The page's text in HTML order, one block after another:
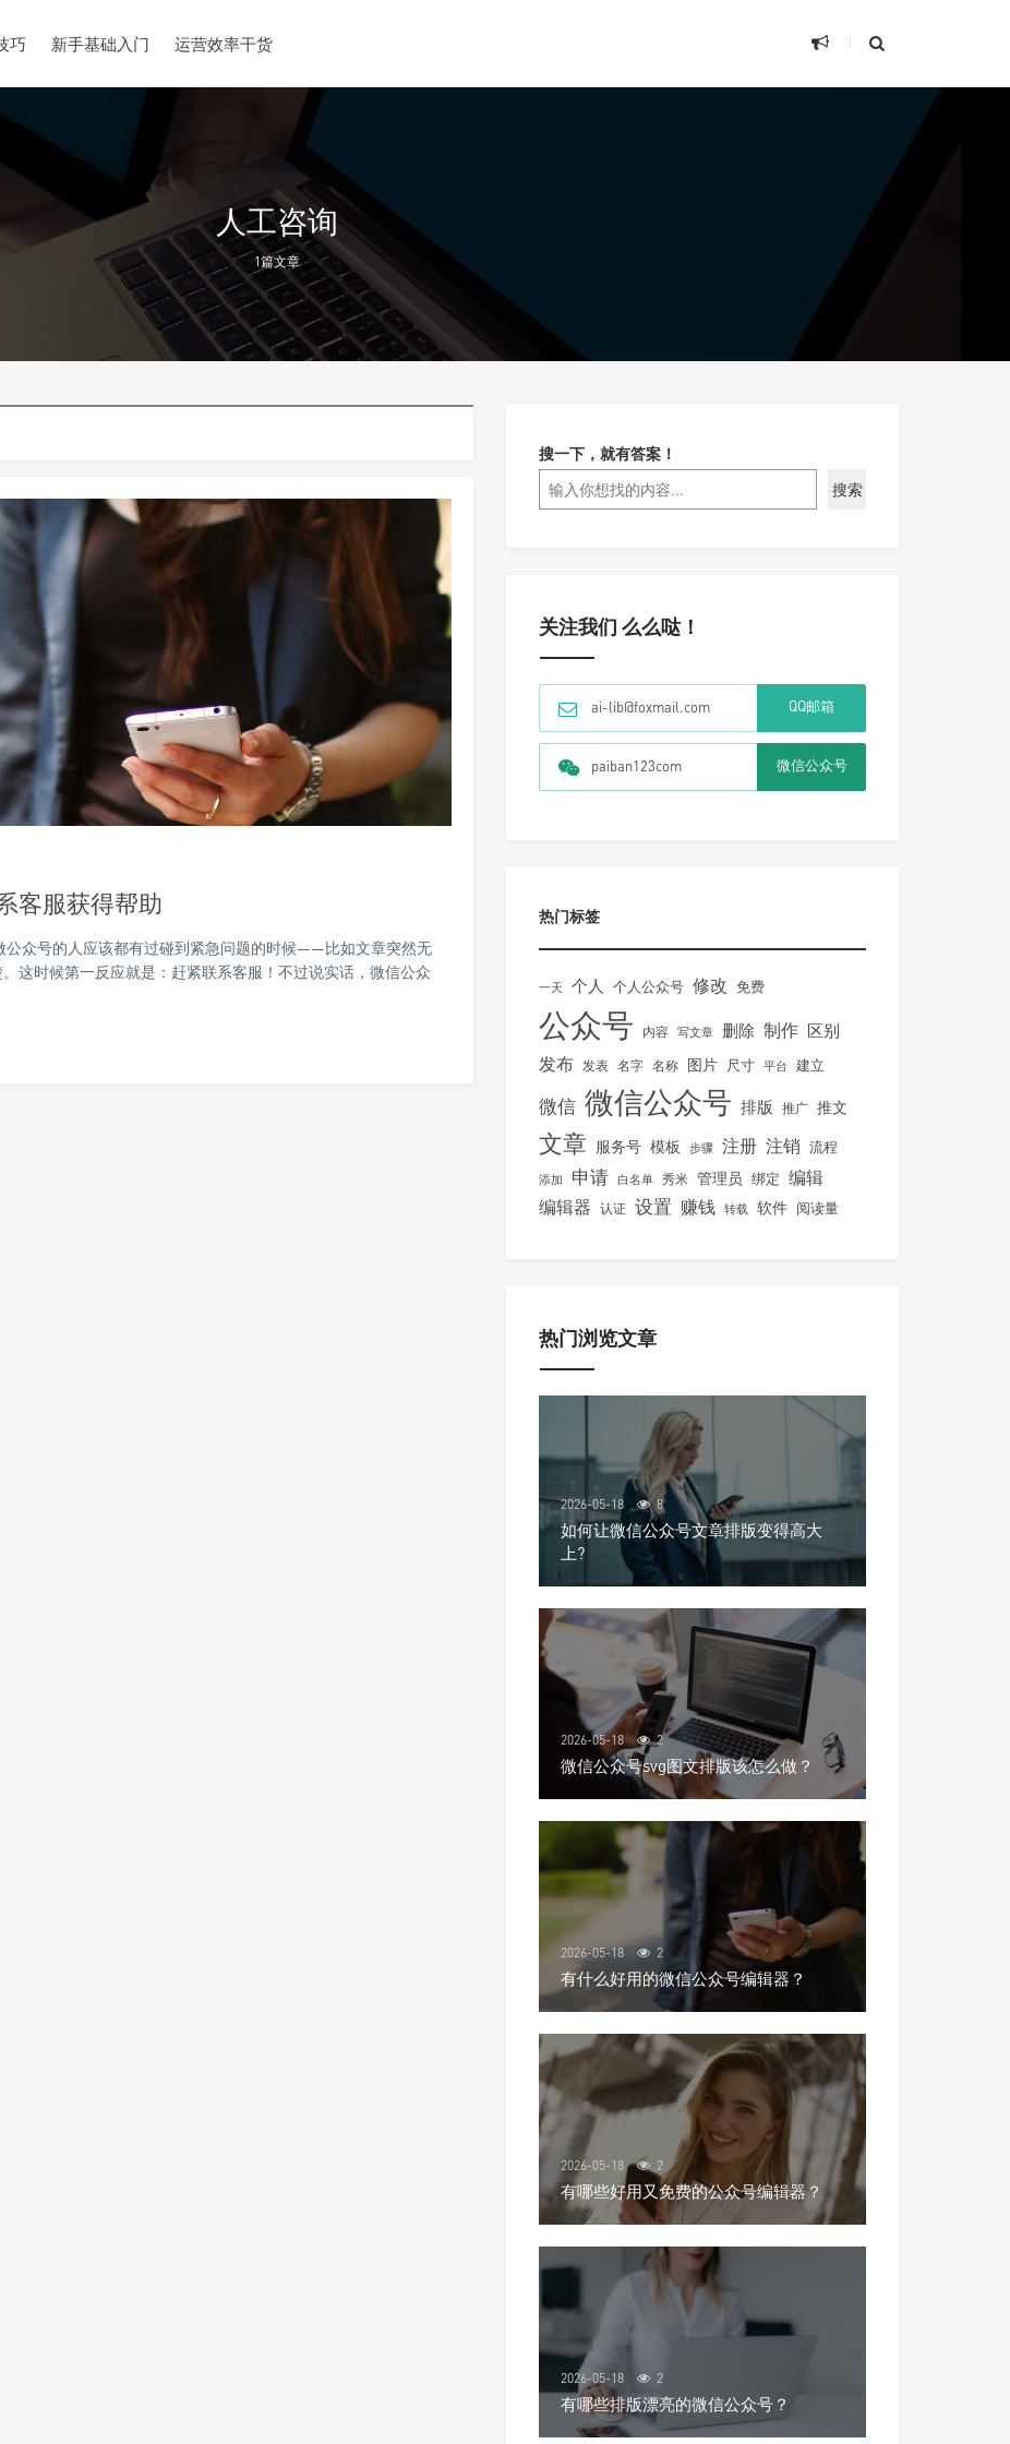
巧 新手基础入门 运营效率干货
人工咨询
1篇文章
客服获得帮助
公众号的人应该都有过碰到紧急问题的时候——比如文章突然无
这时候第一反应就是：赶紧联系客服！不过说实话，微信公众
搜一下，就有答案！
搜索
关注我们 么么哒！
ai-lib@foxmail.com QQ邮箱
paiban123com 微信公众号
热门标签
一天 个人 个人公众号 修改 免费
公众号 内容 写文章 删除 制作 区别
发布 发表 名字 名称 图片 尺寸 平台 建立
微信 微信公众号 排版 推广 推文
文章 服务号 模板 步骤 注册 注销 流程
添加 申请 白名单 秀米 管理员 绑定 编辑
编辑器
认证 设置 赚钱 转载 软件 阅读量
热门浏览文章
2026-05-18 8
如何让微信公众号文章排版变得高大
上?
2026-05-18 2
微信公众号svg图文排版该怎么做？
2026-05-18 2
有什么好用的微信公众号编辑器？
2026-05-18 2
有哪些好用又免费的公众号编辑器？
2026-05-18 2
有哪些排版漂亮的微信公众号？